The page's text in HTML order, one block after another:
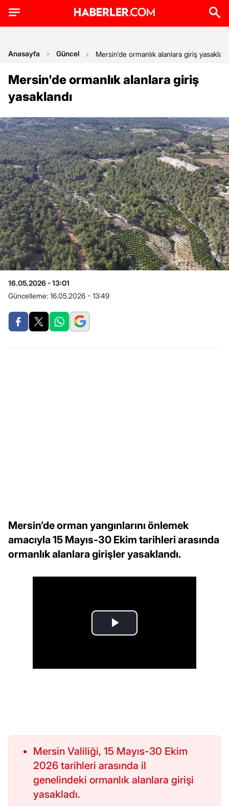
Anasayfa Güncel Mersin'de ormanlık alanlara giriş
Mersin'de ormanlık alanlara giriş
yasaklandı
16.05.2026 - 13:01
Güncelleme: 16.05.2026 - 13:49
Mersin’de orman yangınlarını önlemek
amacıyla 15 Mayıs-30 Ekim tarihleri arasında
ormanlık alanlara girişler yasaklandı.
Mersin Valiliği, 15 Mayıs-30 Ekim
2026 tarihleri arasında il
genelindeki ormanlık alanlara girişi
yasakladı.